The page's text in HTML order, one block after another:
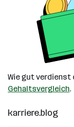
Wie gut verdienst
Gehaltsvergleich.
karriere.blog